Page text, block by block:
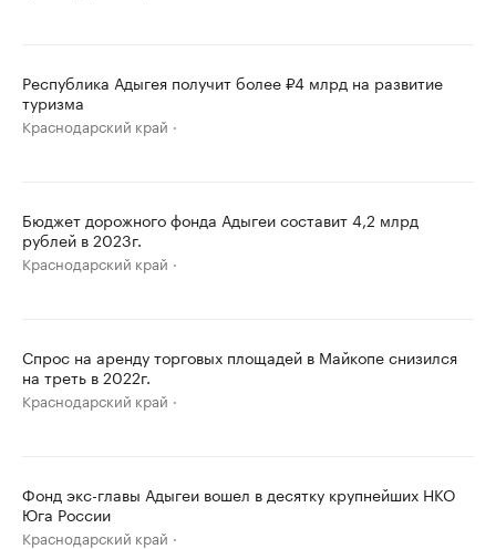
Республика Адыгея получит более ₽4 млрд на развитие
туризма
Краснодарский край
Бюджет дорожного фонда Адыгеи составит 4,2 млрд
рублей в 2023г.
Краснодарский край
Спрос на аренду торговых площадей в Майкопе снизился
на треть в 2022г.
Краснодарский край
Фонд экс-главы Адыгеи вошел в десятку крупнейших НКО
Юга России
Краснодарский край